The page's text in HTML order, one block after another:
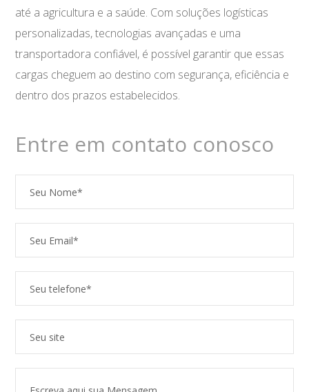
até a agricultura e a saúde. Com soluções logísticas
personalizadas, tecnologias avançadas e uma
transportadora confiável, é possível garantir que essas
cargas cheguem ao destino com segurança, eficiência e
dentro dos prazos estabelecidos.
Entre em contato conosco